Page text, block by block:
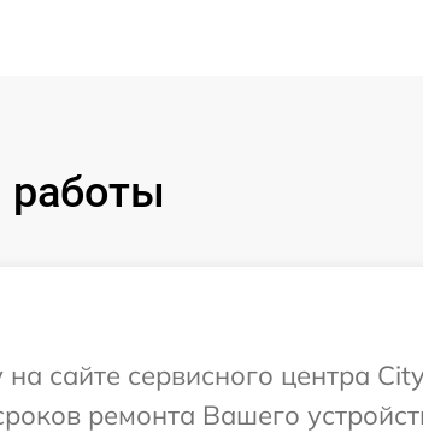
сайте сервисного центра
ремонта Вашего